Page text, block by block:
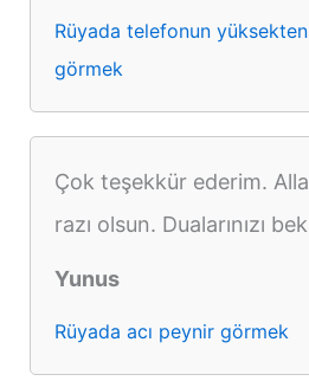
Rüyada telefonun
görmek
Çok teşekkür ederim.
razı olsun. Dualarınızı
Yunus
Rüyada acı peynir görmek